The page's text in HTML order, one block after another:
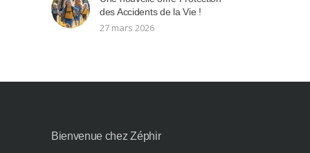
des Accidents de la Vie !
27 mars 2026
Bienvenue chez Zéphir